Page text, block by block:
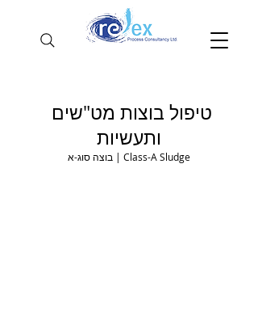
ותעשיות
בוצה סוג-א | Class-A Sludge